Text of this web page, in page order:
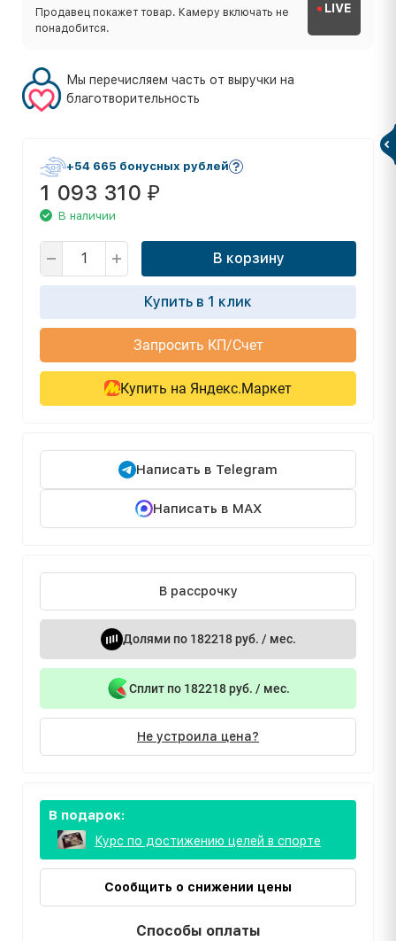
Продавец покажет товар. Камеру включать не
понадобится.
LIVE
Мы перечисляем часть от выручки на
благотворительность
+54 665 бонусных рублей
1 093 310 ₽
В наличии
В корзину
Купить в 1 клик
Запросить КП/Счет
Купить на Яндекс.Маркет
Написать в Telegram
Написать в MAX
В рассрочку
Долями по 182218 руб. / мес.
Сплит по 182218 руб. / мес.
Не устроила цена?
В подарок:
Курс по достижению целей в спорте
Сообщить о снижении цены
Способы оплаты